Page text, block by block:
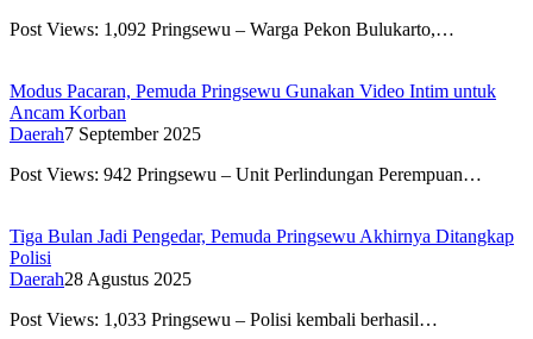
Post Views: 1,092 Pringsewu – Warga Pekon Bulukarto,…
Modus Pacaran, Pemuda Pringsewu Gunakan Video Intim untuk
Ancam Korban
Daerah7 September 2025
Post Views: 942 Pringsewu – Unit Perlindungan Perempuan…
Tiga Bulan Jadi Pengedar, Pemuda Pringsewu Akhirnya Ditangkap
Polisi
Daerah28 Agustus 2025
Post Views: 1,033 Pringsewu – Polisi kembali berhasil…